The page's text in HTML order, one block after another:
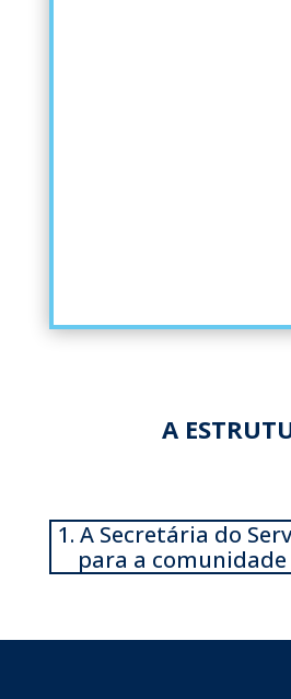
A
1. A Secretária do
para a